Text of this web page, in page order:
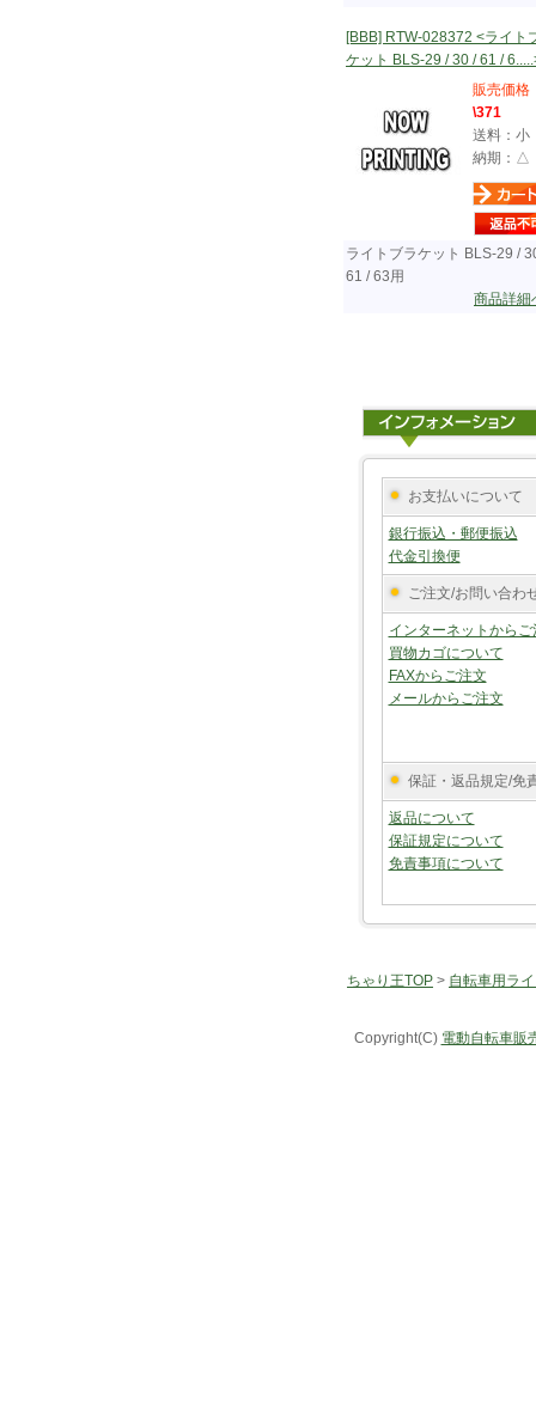
[BBB] RTW-028372 <ライト
ケット BLS-29 / 30 / 61 /
販売価格
\371
送料：小
納期：△
ライトブラケット BLS-29 /
61 / 63用
商品詳
お支払いについて
銀行振込・郵便振込
代金引換便
ご注文/お問い合わ
インターネットからご
買物カゴについて
FAXからご注文
メールからご注文
保証・返品規定/免
返品について
保証規定について
免責事項について
ちゃり王TOP > 自転車用ラ
Copyright(C) 電動自転車販